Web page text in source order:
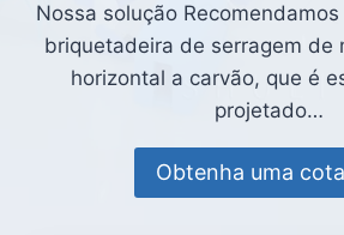
Nossa solução
briquetadeira de serragem de
horizontal a carvão, que é
projetado…
Obtenha uma